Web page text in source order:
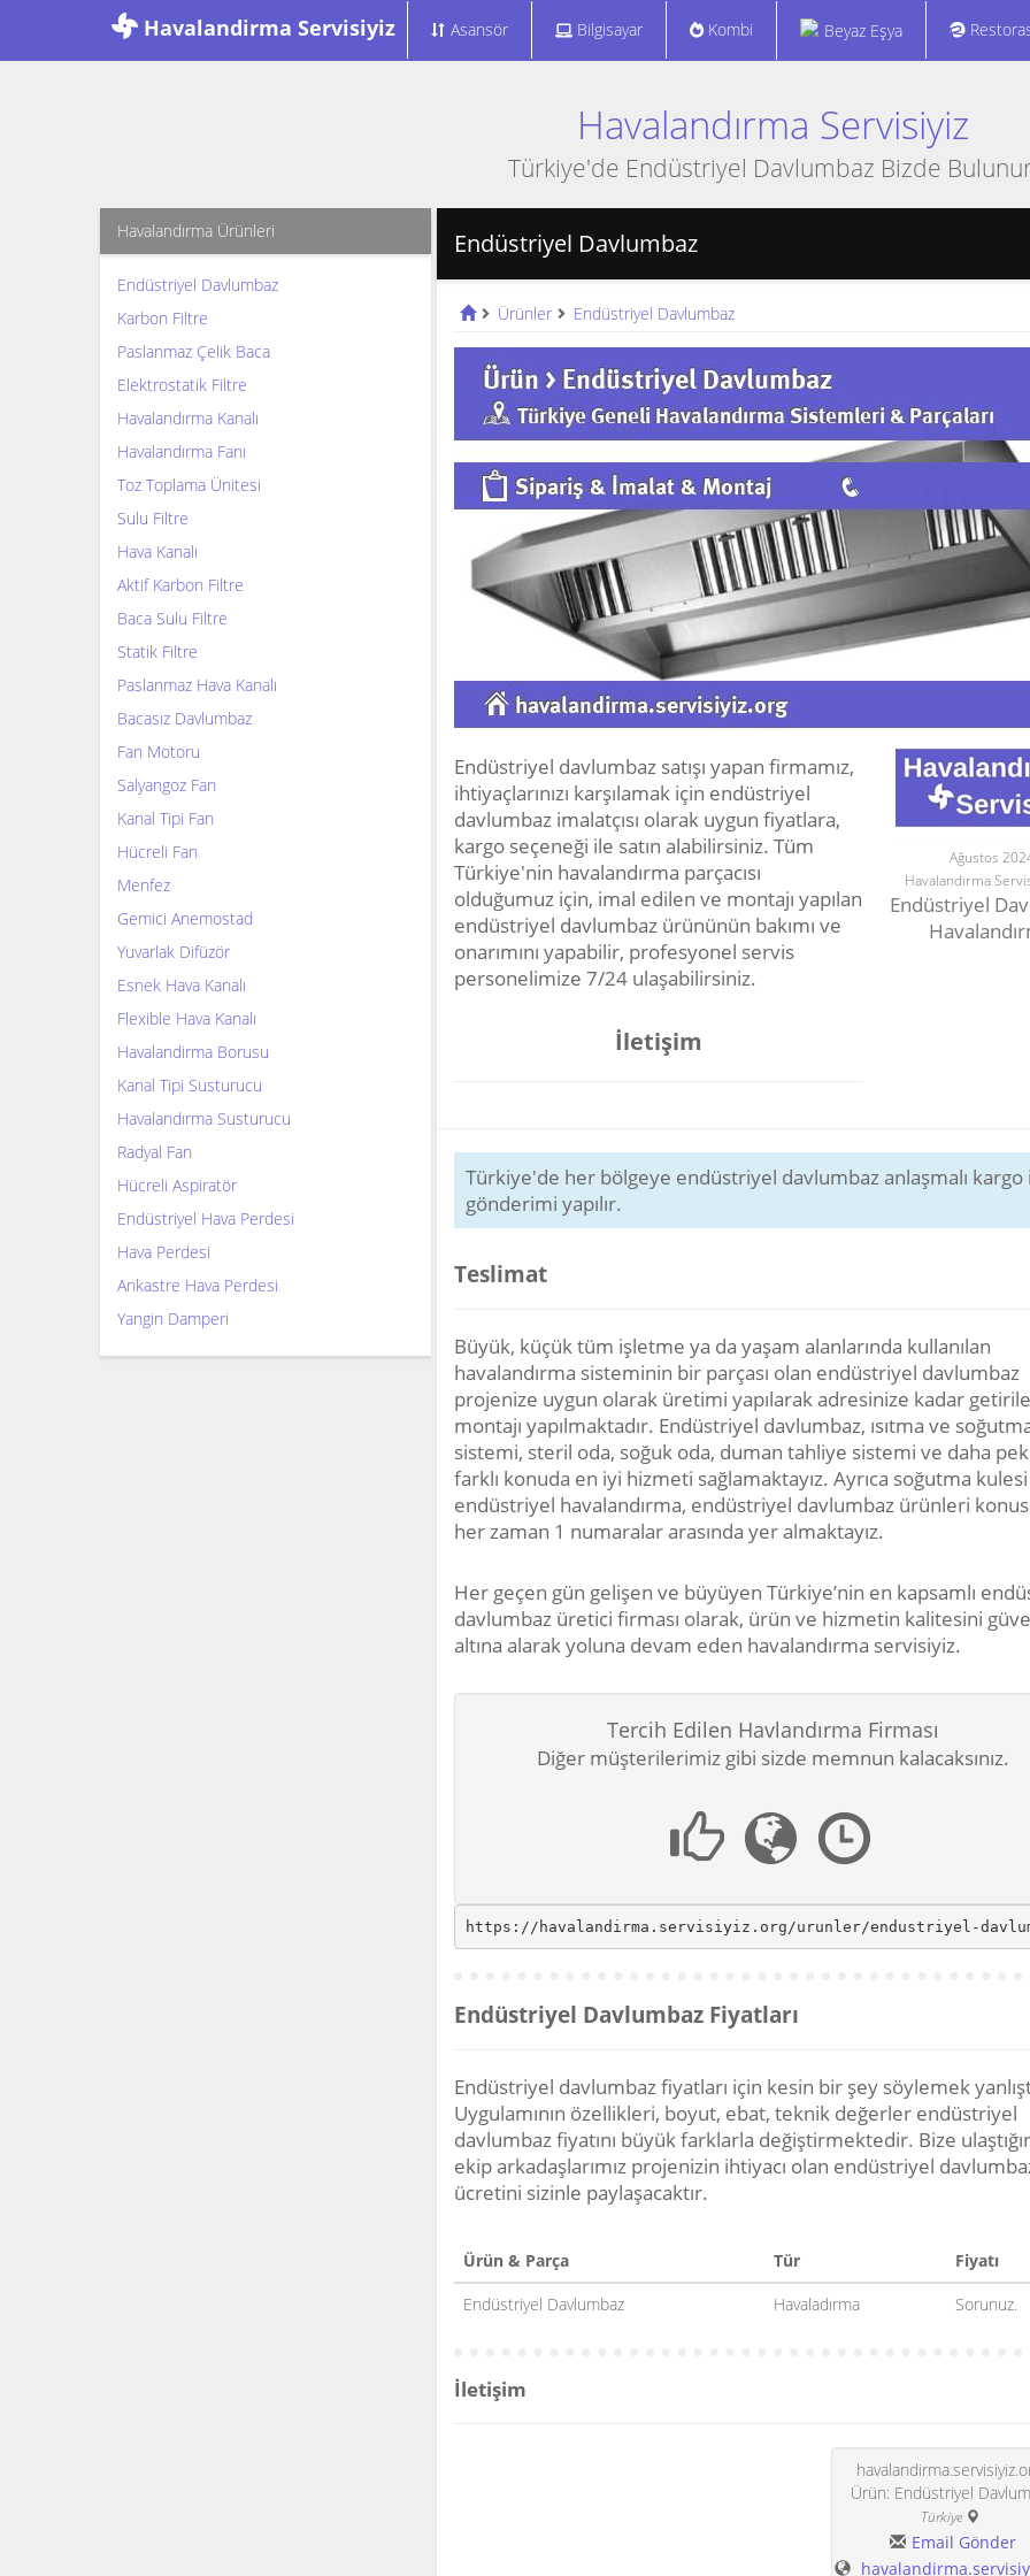
Havalandirma Servisiyiz Asansör Bilgisayar Kombi Beyaz Eşya
Havalandırma Servisiyiz
Türkiye'de Endüstriyel Davlumbaz Bizde
Endüstriyel Davlumbaz
Ürünler Endüstriyel Davlumbaz
Endüstriyel davlumbaz satışı yapan firmamız,
ihtiyaçlarınızı karşılamak için endüstriyel
davlumbaz imalatçısı olarak uygun fiyatlara,
kargo seçeneği ile satın alabilirsiniz. Tüm
Türkiye'nin havalandırma parçacısı
olduğumuz için, imal edilen ve montajı yapılan
endüstriyel davlumbaz ürününün bakımı ve
onarımını yapabilir, profesyonel servis
personelimize 7/24 ulaşabilirsiniz.
İletişim
Ağustos
Havalandırma
Endüstriyel
Türkiye'de her bölgeye endüstriyel davlumbaz anlaşmalı kargo
gönderimi yapılır.
Teslimat
Büyük, küçük tüm işletme ya da yaşam alanlarında kullanılan
havalandırma sisteminin bir parçası olan endüstriyel davlumbaz
projenize uygun olarak üretimi yapılarak adresinize kadar
montajı yapılmaktadır. Endüstriyel davlumbaz, ısıtma ve
sistemi, steril oda, soğuk oda, duman tahliye sistemi ve daha
farklı konuda en iyi hizmeti sağlamaktayız. Ayrıca soğutma
endüstriyel havalandırma, endüstriyel davlumbaz ürünleri
her zaman 1 numaralar arasında yer almaktayız.
Her geçen gün gelişen ve büyüyen Türkiye’nin en kapsamlı
davlumbaz üretici firması olarak, ürün ve hizmetin kalitesini
altına alarak yoluna devam eden havalandırma servisiyiz.
Tercih Edilen Havlandırma Firması
Diğer müşterilerimiz gibi sizde memnun kalacaksınız.
https://havalandirma.servisiyiz.org/urunler/endustriyel-
Endüstriyel Davlumbaz Fiyatları
Endüstriyel davlumbaz fiyatları için kesin bir şey söylemek
Uygulamının özellikleri, boyut, ebat, teknik değerler endüstriyel
davlumbaz fiyatını büyük farklarla değiştirmektedir. Bize
ekip arkadaşlarımız projenizin ihtiyacı olan endüstriyel
ücretini sizinle paylaşacaktır.
Ürün & Parça Tür
Fiyatı
Endüstriyel Davlumbaz
Havaladırma Sorunuz.
İletişim
Ürün: Endüstriyel
Türkiye
Email Gönder
Havalandırma Ürünleri
Endüstriyel Davlumbaz
Karbon Filtre
Paslanmaz Çelik Baca
Elektrostatik Filtre
Havalandırma Kanalı
Havalandırma Fanı
Toz Toplama Ünitesi
Sulu Filtre
Hava Kanalı
Aktif Karbon Filtre
Baca Sulu Filtre
Statik Filtre
Paslanmaz Hava Kanalı
Bacasız Davlumbaz
Fan Motoru
Salyangoz Fan
Kanal Tipi Fan
Hücreli Fan
Menfez
Gemici Anemostad
Yuvarlak Difüzör
Esnek Hava Kanalı
Flexible Hava Kanalı
Havalandirma Borusu
Kanal Tipi Susturucu
Havalandırma Susturucu
Radyal Fan
Hücreli Aspiratör
Endüstriyel Hava Perdesi
Hava Perdesi
Ankastre Hava Perdesi
Yangin Damperi